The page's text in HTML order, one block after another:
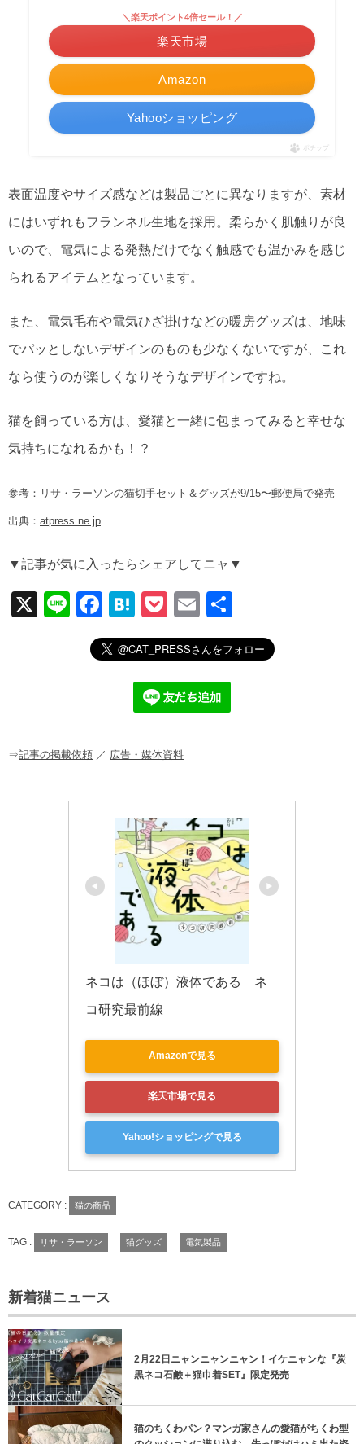
Amazon
＼楽天ポイント4倍セール！／
楽天市場
Yahooショッピング
ポチップ
表面温度やサイズ感などは製品ごとに異なりますが、素材
にはいずれもフランネル生地を採用。柔らかく肌触りが良
いので、電気による発熱だけでなく触感でも温かみを感じ
られるアイテムとなっています。
また、電気毛布や電気ひざ掛けなどの暖房グッズは、地味
でパッとしないデザインのものも少なくないですが、これ
なら使うのが楽しくなりそうなデザインですね。
猫を飼っている方は、愛猫と一緒に包まってみると幸せな
気持ちになれるかも！？
参考： リサ・ラーソンの猫切手セット＆グッズが9/15〜郵便局で発売
出典： atpress.ne.jp
▼記事が気に入ったらシェアしてニャ▼
X
Li
F
a
c
o
H
at
e
n
a
P
o
ck
et
E
m
ail
有
⇒記事の掲載依頼 ／ 広告・媒体資料
ネコは（ほぼ）液体である　ネ
コ研究最前線
Amazonで見る
楽天市場で見る
Yahoo!ショッピングで見る
CATEGORY : 猫の商品
TAG : リサ・ラーソン 猫グッズ 電気製品
新着猫ニュース
2月22日ニャンニャンニャン！イケニャンな『炭
黒ネコ石鹸＋猫巾着SET』限定発売
猫のちくわパン？マンガ家さんの愛猫がちくわ型